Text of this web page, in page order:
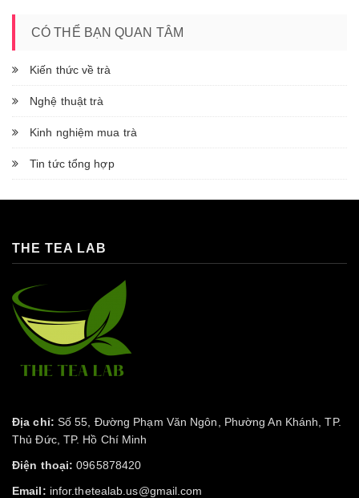
CÓ THỂ BẠN QUAN TÂM
Kiến thức về trà
Nghệ thuật trà
Kinh nghiệm mua trà
Tin tức tổng hợp
THE TEA LAB
Địa chỉ: Số 55, Đường Phạm Văn Ngôn, Phường An Khánh, TP.
Thủ Đức, TP. Hồ Chí Minh
Điện thoại: 0965878420
Email: infor.thetealab.us@gmail.com